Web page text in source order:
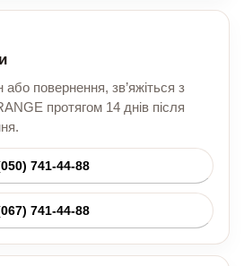
повернення, зв’яжіться з
протягом 14 днів після
741-44-88
741-44-88